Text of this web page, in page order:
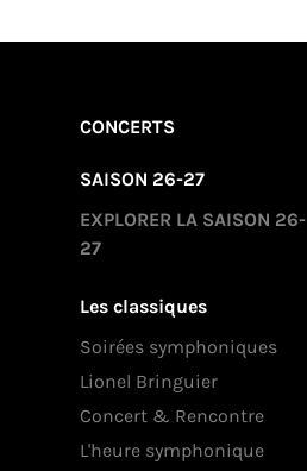
CONCERTS
SAISON 26-27
EXPLORER LA SAISON 26-
27
Les classiques
Soirées symphoniques
Lionel Bringuier
Concert & Rencontre
L'heure symphonique